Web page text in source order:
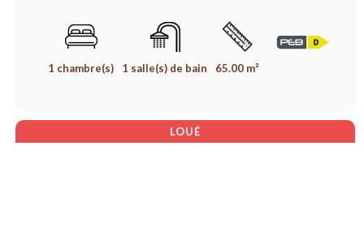
1 chambre(s) 1 salle(s) de bain 65.00 m²
LOUÉ